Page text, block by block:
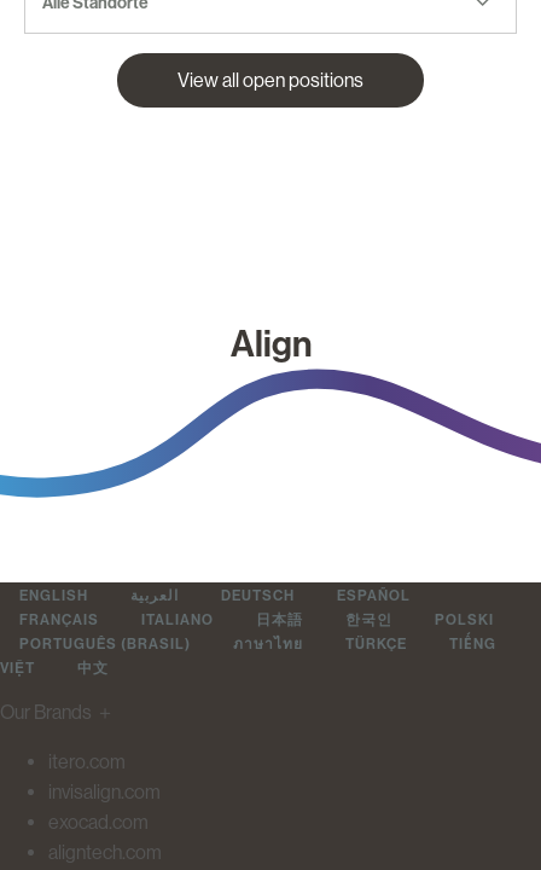
View all open positions
Align
ENGLISH العربية DEUTSCH
ESPAÑOL
FRANÇAIS
ITALIANO 日本語 한국인
POLSKI
PORTUGUÊS (BRASIL)
ภาษาไทย TÜRKÇE
TIẾNG
VIỆT
中文
Our Brands ＋
itero.com
invisalign.com
exocad.com
aligntech.com